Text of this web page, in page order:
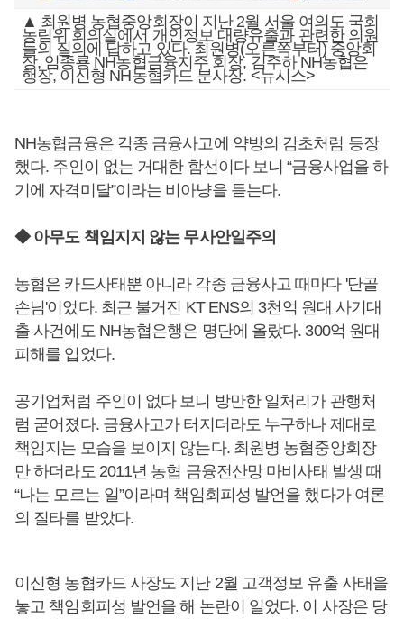
▲ 최원병 농협중앙회장이 지난 2월 서울 여의도 국회
농림위 회의실에서 개인정보 대량유출과 관련한 의원
들의 질의에 답하고 있다. 최원병(오른쪽부터) 중앙회
장, 임종룡 NH농협금융지주 회장, 김주하 NH농협은
행장, 이신형 NH농협카드 분사장. <뉴시스>
NH농협금융은 각종 금융사고에 약방의 감초처럼 등장
했다. 주인이 없는 거대한 함선이다 보니 “금융사업을 하
기에 자격미달”이라는 비아냥을 듣는다.
◆ 아무도 책임지지 않는 무사안일주의
농협은 카드사태뿐 아니라 각종 금융사고 때마다 '단골
손님'이었다. 최근 불거진 KT ENS의 3천억 원대 사기대
출 사건에도 NH농협은행은 명단에 올랐다. 300억 원대
피해를 입었다.
공기업처럼 주인이 없다 보니 방만한 일처리가 관행처
럼 굳어졌다. 금융사고가 터지더라도 누구하나 제대로
책임지는 모습을 보이지 않는다. 최원병 농협중앙회장
만 하더라도 2011년 농협 금융전산망 마비사태 발생 때
“나는 모르는 일”이라며 책임회피성 발언을 했다가 여론
의 질타를 받았다.
이신형 농협카드 사장도 지난 2월 고객정보 유출 사태을
놓고 책임회피성 발언을 해 논란이 일었다. 이 사장은 당